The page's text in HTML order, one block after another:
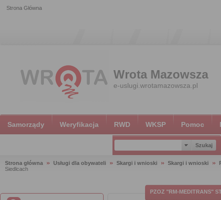
Strona Główna
Wrota Mazowsza
e-uslugi.wrotamazowsza.pl
Samorządy Weryfikacja RWD WKSP Pomoc
Strona główna Usługi dla obywateli Skargi i wnioski Skargi i wnioski
Siedlcach
PZOZ "RM-MEDITRANS"